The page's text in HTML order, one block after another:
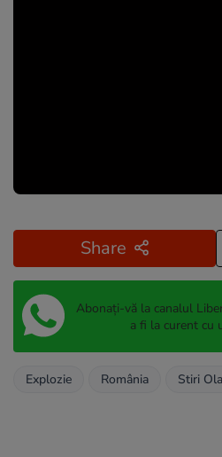
Share
Abonați-vă la canalul
a fi la curent cu
Explozie România Stiri